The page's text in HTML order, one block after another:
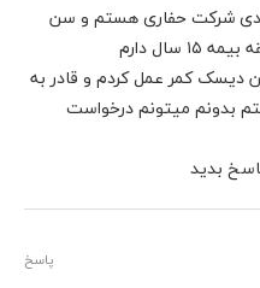
شرکت حفاری هستم و سن
دیسک کمر عمل کردم و قادر به
بدونم میتونم درخواست
بدید
پاسخ